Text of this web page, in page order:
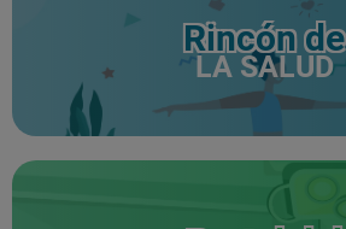
Rincón de
LA SALUD